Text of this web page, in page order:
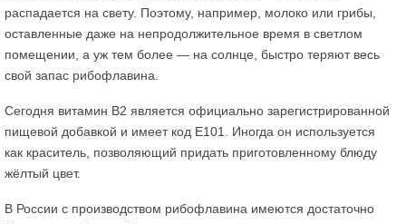
распадается на свету. Поэтому, например, молоко или грибы,
оставленные даже на непродолжительное время в светлом
помещении, а уж тем более — на солнце, быстро теряют весь
свой запас рибофлавина.
Сегодня витамин В2 является официально зарегистрированной
пищевой добавкой и имеет код Е101. Иногда он используется
как краситель, позволяющий придать приготовленному блюду
жёлтый цвет.
В России с производством рибофлавина имеются достаточно